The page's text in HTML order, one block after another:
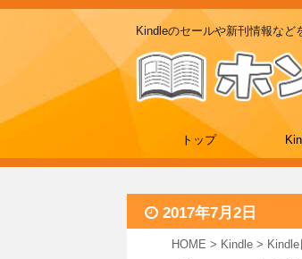
Kindleのセールや新刊情報など
トップ
2017年7月2日
HOME > Kindle >